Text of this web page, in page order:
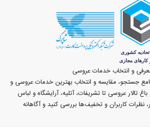
و انتخاب خدمات عروسی
جستجو، مقایسه و انتخاب بهترین خدمات عروسی و
باغ تالار عروسی تا تشریفات، آتلیه، آرایشگاه و لباس
نظرات کاربران و تخفیف‌ها بررسی کنید و آگاهانه